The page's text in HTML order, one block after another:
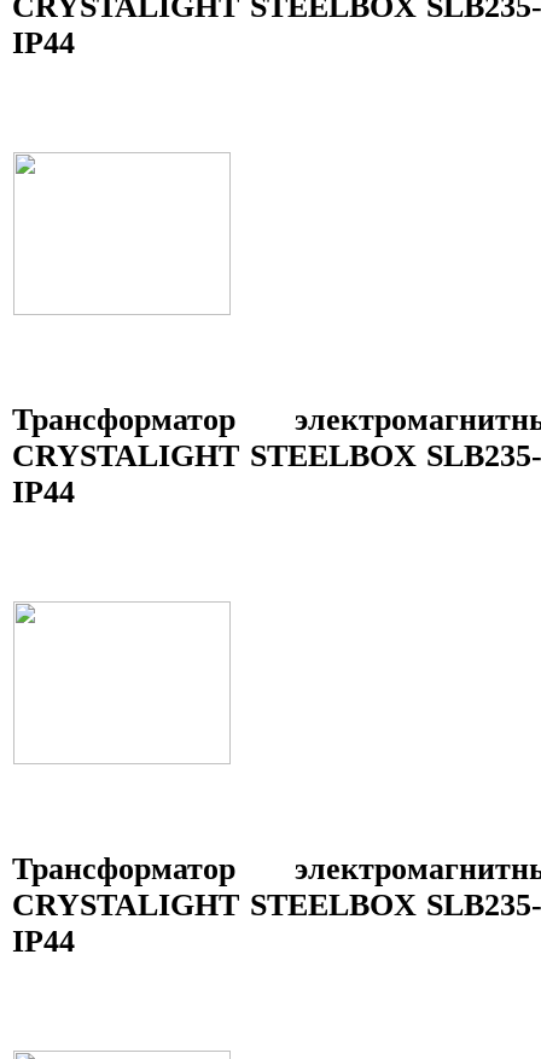
IP44
Трансформатор
CRYSTALIGHT STEELBOX
IP44
Трансформатор
CRYSTALIGHT STEELBOX
IP44